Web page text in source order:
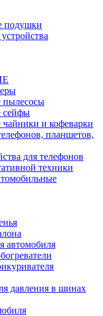
подушки
пылесосы
сейфы
и кофеварки
планшетов,
для телефонов
техники
автомобиля
давления в шинах